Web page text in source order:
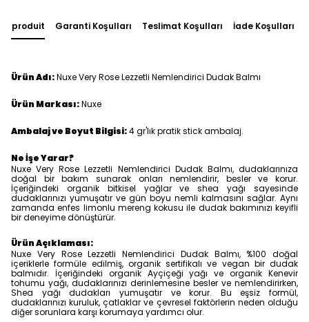
produit Garanti Koşulları Teslimat Koşulları İade Koşulları
Ürün Adı:Nuxe Very Rose Lezzetli Nemlendirici Dudak Balmı
Ürün Markası:Nuxe
Ambalaj ve Boyut Bilgisi:4 gr'lık pratik stick ambalaj.
Ne İşe Yarar?
Nuxe Very Rose Lezzetli Nemlendirici Dudak Balmı, dudaklarınıza
doğal bir bakım sunarak onları nemlendirir, besler ve korur.
İçeriğindeki organik bitkisel yağlar ve shea yağı sayesinde
dudaklarınızı yumuşatır ve gün boyu nemli kalmasını sağlar. Aynı
zamanda enfes limonlu mereng kokusu ile dudak bakımınızı keyifli
bir deneyime dönüştürür.
Ürün Açıklaması:
Nuxe Very Rose Lezzetli Nemlendirici Dudak Balmı, %100 doğal
içeriklerle formüle edilmiş, organik sertifikalı ve vegan bir dudak
balmıdır. İçeriğindeki organik Ayçiçeği yağı ve organik Kenevir
tohumu yağı, dudaklarınızı derinlemesine besler ve nemlendirirken,
Shea yağı dudakları yumuşatır ve korur. Bu eşsiz formül,
dudaklarınızı kuruluk, çatlaklar ve çevresel faktörlerin neden olduğu
diğer sorunlara karşı korumaya yardımcı olur.